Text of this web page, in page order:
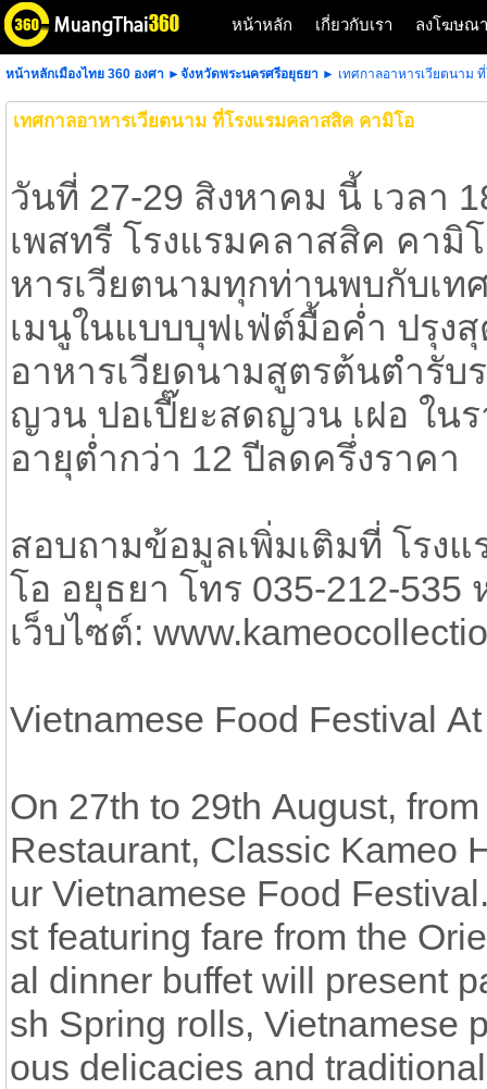
หน้าหลัก เกี่ยวกับเรา ลงโฆษณา
หน้าหลักเมืองไทย 360 องศา ►จังหวัดพระนครศรีอยุธยา ► เทศกาลอาหารเวียตนาม
เทศกาลอาหารเวียตนาม ที่โรงแรมคลาสสิค คามิโอ
วันที่ 27-29 สิงหาคม นี้ เวลา
เพสทรี โรงแรมคลาสสิค คา
หารเวียตนามทุกท่านพบกับเท
เมนูในแบบบุฟเฟ่ต์มื้อค่ำ ปรุง
อาหารเวียดนามสูตรต้นตำรับ
ญวน ปอเปี๊ยะสดญวน เฝอ ใน
อายุต่ำกว่า 12 ปีลดครึ่งราคา
สอบถามข้อมูลเพิ่มเติมที่ โรง
โอ อยุธยา โทร 035-212-535
เว็บไซต์:
Vietnamese Food Festival
On 27th to 29th August,
Restaurant, Classic Kameo
ur Vietnamese Food
st featuring fare from the
al dinner buffet will present
sh Spring rolls, Vietnamese
ous delicacies and